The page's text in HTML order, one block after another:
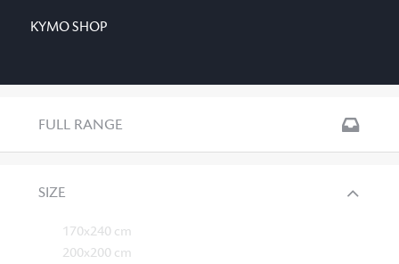
KYMO SHOP
FULL RANGE
SIZE
170x240 cm
200x200 cm